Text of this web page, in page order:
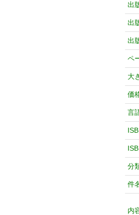
出
出
出
ペ
大
価
言
分
件
内